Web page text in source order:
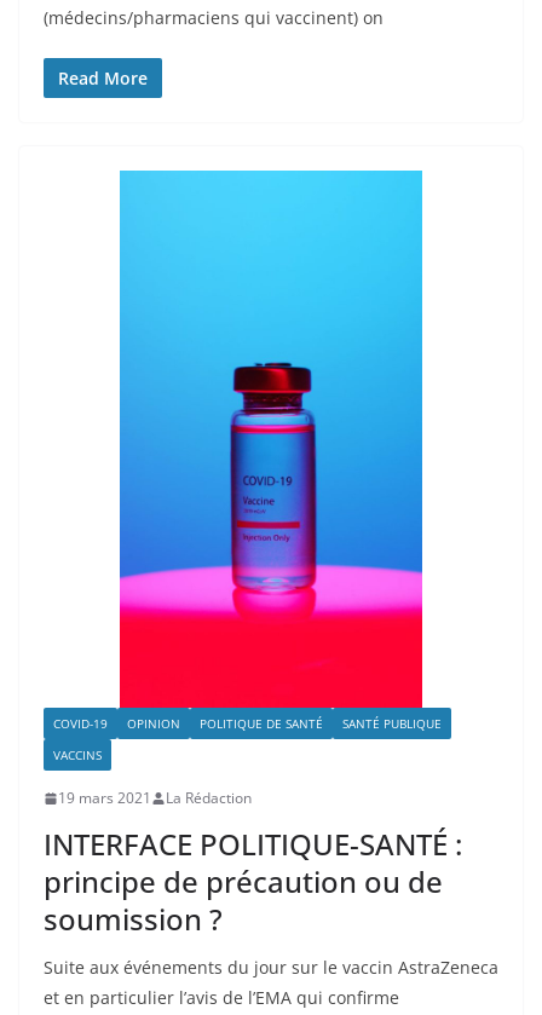
(médecins/pharmaciens qui vaccinent) on
Read More
COVID-19 OPINION POLITIQUE DE SANTÉ
SANTÉ PUBLIQUE
VACCINS
19 mars 2021 La Rédaction
INTERFACE POLITIQUE-SANTÉ :
principe de précaution ou de
soumission ?
Suite aux événements du jour sur le vaccin AstraZeneca
et en particulier l’avis de l’EMA qui confirme